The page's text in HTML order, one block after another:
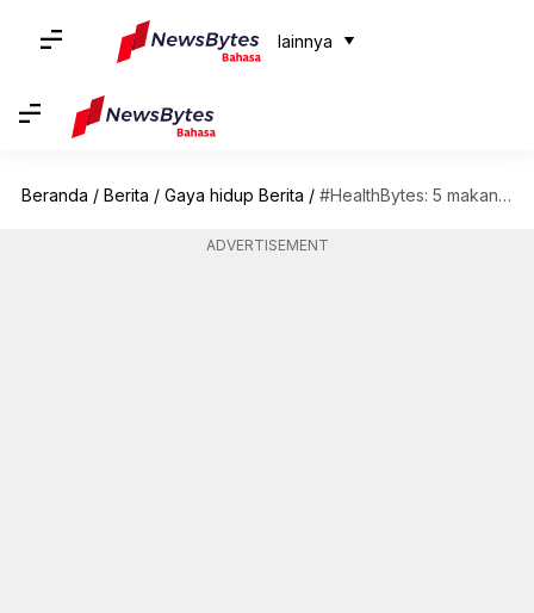
lainnya
Beranda / Berita / Gaya hidup Berita / #HealthBytes: 5 makanan berserat untuk mengurangi lemak perut
ADVERTISEMENT